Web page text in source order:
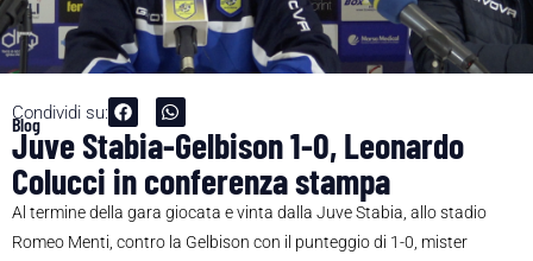
Condividi su:
Blog
Juve Stabia-Gelbison 1-0, Leonardo
Colucci in conferenza stampa
Al termine della gara giocata e vinta dalla Juve Stabia, allo stadio
Romeo Menti, contro la Gelbison con il punteggio di 1-0, mister